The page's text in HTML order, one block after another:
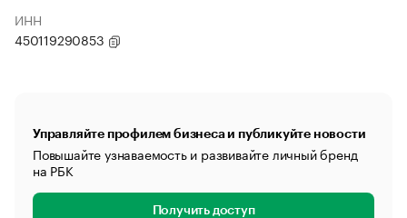
ИНН
450119290853
Управляйте профилем бизнеса и публикуйте новости
Повышайте узнаваемость и развивайте личный бренд
на РБК
Получить доступ